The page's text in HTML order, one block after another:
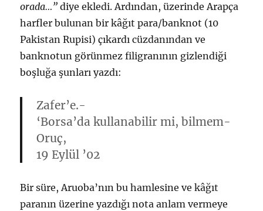
orada…” diye ekledi. Ardından, üzerinde Arapça
harfler bulunan bir kâğıt para/banknot (10
Pakistan Rupisi) çıkardı cüzdanından ve
banknotun görünmez filigranının gizlendiği
boşluğa şunları yazdı:
Zafer’e.-
‘Borsa’da kullanabilir mi, bilmem-
Oruç,
19 Eylül ’02
Bir süre, Aruoba’nın bu hamlesine ve kâğıt
paranın üzerine yazdığı nota anlam vermeye